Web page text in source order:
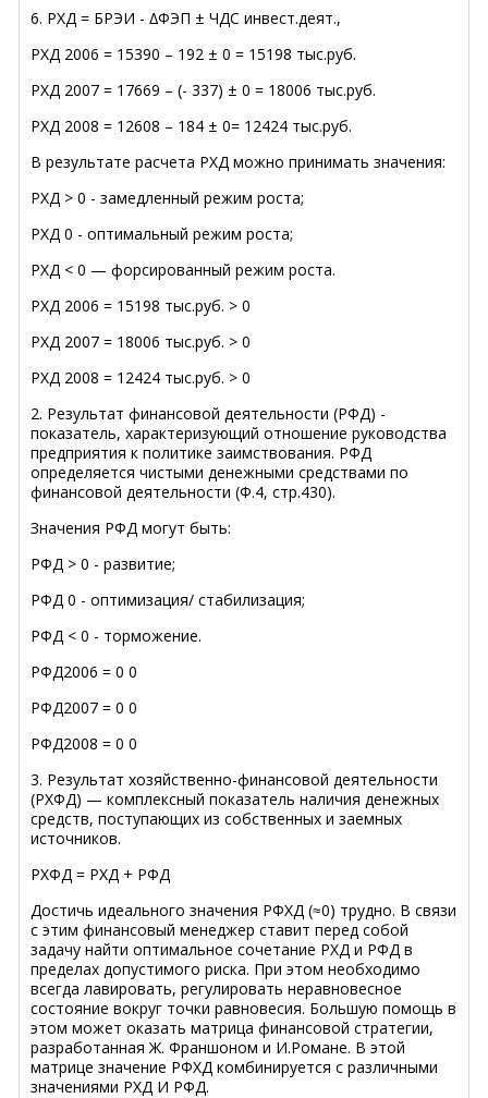
6. РХД = БРЭИ - ∆ФЭП ± ЧДС инвест.деят.,
РХД 2006 = 15390 – 192 ± 0 = 15198 тыс.руб.
РХД 2007 = 17669 – (- 337) ± 0 = 18006 тыс.руб.
РХД 2008 = 12608 – 184 ± 0= 12424 тыс.руб.
В результате расчета РХД можно принимать значения:
РХД > 0 - замедленный режим роста;
РХД 0 - оптимальный режим роста;
РХД < 0 — форсированный режим роста.
РХД 2006 = 15198 тыс.руб. > 0
РХД 2007 = 18006 тыс.руб. > 0
РХД 2008 = 12424 тыс.руб. > 0
2. Результат финансовой деятельности (РФД) -
показатель, характеризующий отношение руководства
предприятия к политике заимствования. РФД
определяется чистыми денежными средствами по
финансовой деятельности (Ф.4, стр.430).
Значения РФД могут быть:
РФД > 0 - развитие;
РФД 0 - оптимизация/ стабилизация;
РФД < 0 - торможение.
РФД2006 = 0 0
РФД2007 = 0 0
РФД2008 = 0 0
3. Результат хозяйственно-финансовой деятельности
(РХФД) — комплексный показатель наличия денежных
средств, поступающих из собственных и заемных
источников.
РХФД = РХД + РФД
Достичь идеального значения РФХД (≈0) трудно. В связи
с этим финансовый менеджер ставит перед собой
задачу найти оптимальное сочетание РХД и РФД в
пределах допустимого риска. При этом необходимо
всегда лавировать, регулировать неравновесное
состояние вокруг точки равновесия. Большую помощь в
этом может оказать матрица финансовой стратегии,
разработанная Ж. Франшоном и И.Романе. В этой
матрице значение РФХД комбинируется с различными
значениями РХД И РФД.